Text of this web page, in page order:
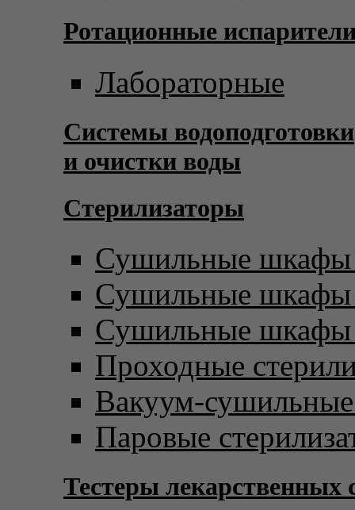
Ротационные
Лабораторные
Системы водоподготовки
и очистки воды
Стерилизаторы
Сушильные шкафы
Сушильные шкафы
Сушильные шкафы
Проходные
Вакуум-
Паровые
Тестеры лекарственных